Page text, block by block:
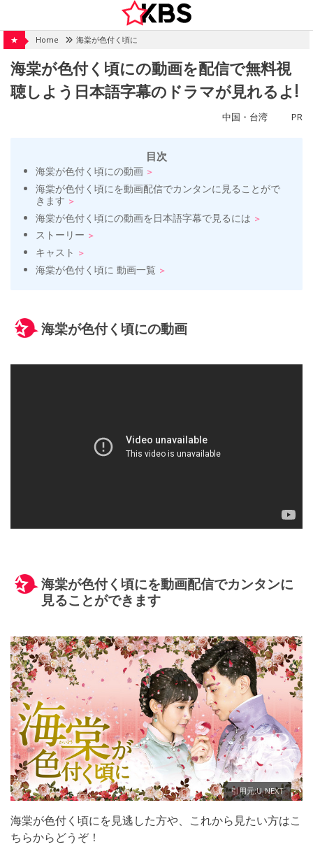
content
★ Home 海棠が色付く頃に
海棠が色付く頃にの動画を配信で無料視
聴しよう日本語字幕のドラマが見れるよ!
中国・台湾 PR
目次
海棠が色付く頃にの動画
海棠が色付く頃にを動画配信でカンタンに見ることがで
きます
海棠が色付く頃にの動画を日本語字幕で見るには
ストーリー
キャスト
海棠が色付く頃に 動画一覧
海棠が色付く頃にの動画
海棠が色付く頃にを動画配信でカンタンに
見ることができます
引用元:U-NEXT
海棠が色付く頃にを見逃した方や、これから見たい方はこ
ちらからどうぞ！